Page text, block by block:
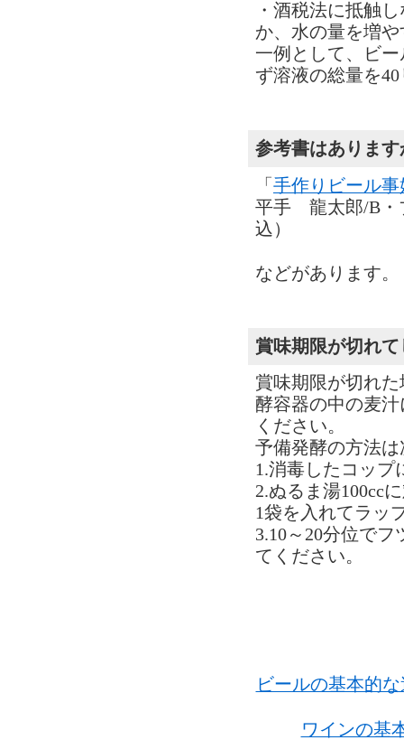
・酒税法に抵触
か、水の量を増
一例として、ビ
ず溶液の総量を
参考書はあります
「 手作りビール事
平手 龍太郎/B・
込）
などがあります。
賞味期限が切れ
賞味期限が切れ
酵容器の中の麦
ください。
予備発酵の方法
1.消毒したコップ
2.ぬるま湯100cc
1袋を入れてラッ
3.10～20分位で
てください。
ビールの基本的
ワインの基